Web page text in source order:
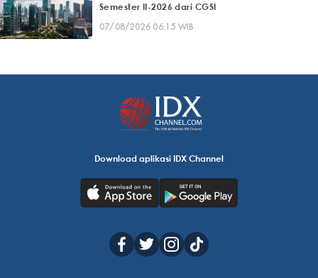
Semester II-2026 dari CGSI
07/08/2026 06:15 WIB
Download aplikasi IDX Channel